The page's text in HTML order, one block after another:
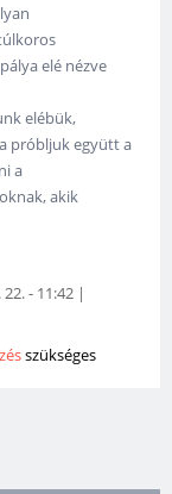
elé nézve
elébük,
próbljuk együtt a
a
akik
- 11:42 |
szükséges